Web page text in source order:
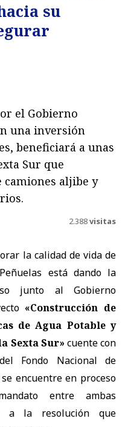
su
el Gobierno
una inversión
beneficiará a unas
Sur que
camiones aljibe y
2.388visitas
la calidad de vida de
está dando la
junto al Gobierno
«Construcción de
de Agua Potable y
Sexta Sur» cuente con
Fondo Nacional de
encuentre en proceso
entre ambas
a la resolución que